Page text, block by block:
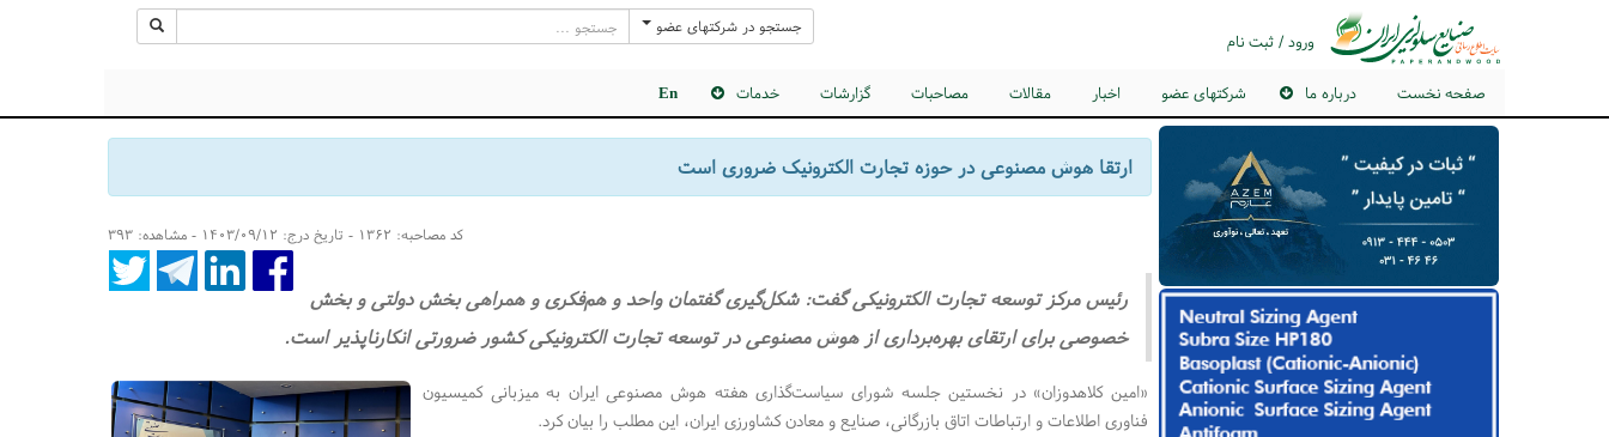
ورود / ثبت نام
جستجو در شرکتهای عضو
صفحه نخست درباره ما شرکتهای عضو اخبار مقالات مصاحبات گزارشات خدمات En
ارتقا هوش مصنوعی در حوزه تجارت الکترونیک ضروری است
کد مصاحبه: ۱۳۶۲ - تاریخ درج: ۱۴۰۳/۰۹/۱۲ - مشاهده: ۳۹۳
رئیس مرکز توسعه تجارت الکترونیکی گفت: شکل‌گیری گفتمان واحد و هم‌فکری و همراهی بخش دولتی و بخش
خصوصی برای ارتقای بهره‌برداری از هوش مصنوعی در توسعه تجارت الکترونیکی کشور ضرورتی انکارناپذیر است.
«امین کلاهدوزان» در نخستین جلسه شورای سیاست‌گذاری هفته هوش مصنوعی ایران به میزبانی کمیسیون
فناوری اطلاعات و ارتباطات اتاق بازرگانی، صنایع و معادن کشاورزی ایران، این مطلب را بیان کرد.